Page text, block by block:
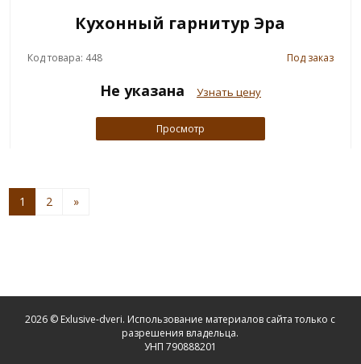
Кухонный гарнитур Эра
Код товара: 448 Под заказ
Не указана Узнать цену
Просмотр
1 2 »
2026 © Exlusive-dveri. Использование материалов сайта только с
разрешения владельца.
УНП 790888201